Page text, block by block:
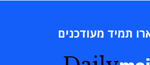
תמיד מעודכנים